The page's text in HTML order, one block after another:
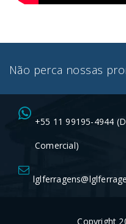
Não perca nossas
+55 11 99195-4944
Comercial)
Copyright